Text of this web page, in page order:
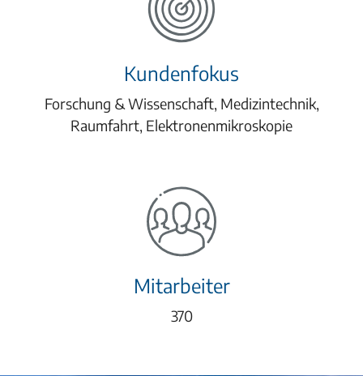
Kundenfokus
Forschung & Wissenschaft, Medizintechnik,
Raumfahrt, Elektronenmikroskopie
Mitarbeiter
370